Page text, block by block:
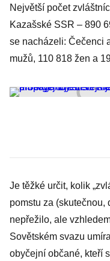
Největší počet
Kazašské SSR – 890
se nacházeli: Čečenci
mužů, 110 818 žen a
Je těžké určit, kolik
pomstu za
nepřežilo, ale
Sovětském svazu
obyčejní občané, kteří